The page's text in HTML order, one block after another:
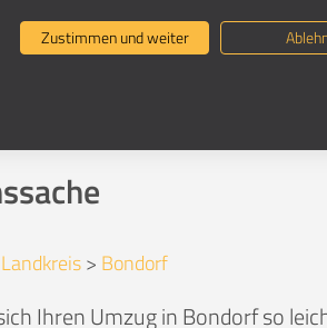
Umzugsunternehmen suchen
> Bondorf
Ihren Umzug in Bondorf so
Zustimmen und weiter